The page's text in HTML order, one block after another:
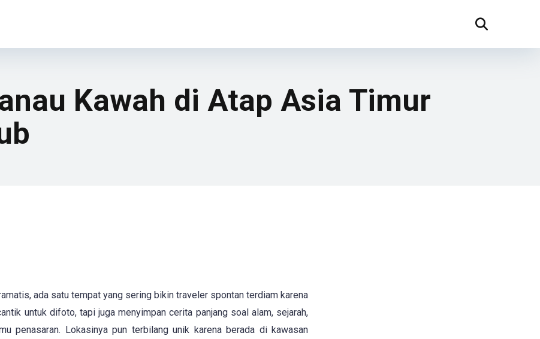
Kawah di Atap Asia Timur
ada satu tempat yang sering bikin traveler spontan terdiam karena
untuk difoto, tapi juga menyimpan cerita panjang soal alam, sejarah,
penasaran. Lokasinya pun terbilang unik karena berada di kawasan